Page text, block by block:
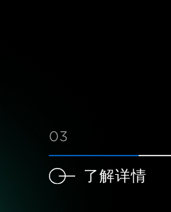
03
了解详情